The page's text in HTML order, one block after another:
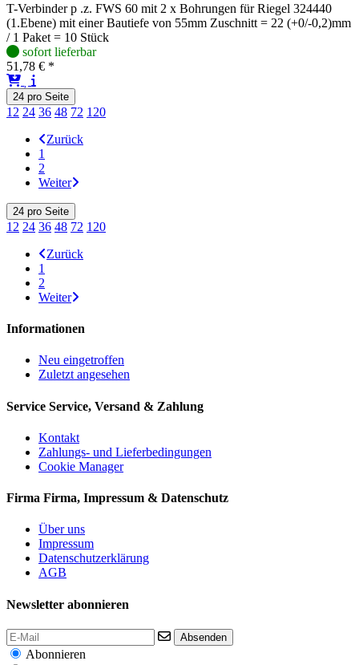
T-Verbinder p .z. FWS 60 mit 2 x Bohrungen für Riegel 324440
(1.Ebene) mit einer Bautiefe von 55mm Zuschnitt = 22 (+0/-0,2)mm
/ 1 Paket = 10 Stück
sofort lieferbar
51,78 € *
24 pro Seite
12 24 36 48 72 120
Zurück
1
2
Weiter
24 pro Seite
12 24 36 48 72 120
Zurück
1
2
Weiter
Informationen
Neu eingetroffen
Zuletzt angesehen
Service Service, Versand & Zahlung
Kontakt
Zahlungs- und Lieferbedingungen
Cookie Manager
Firma Firma, Impressum & Datenschutz
Über uns
Impressum
Datenschutzerklärung
AGB
Newsletter abonnieren
Absenden
Abonnieren